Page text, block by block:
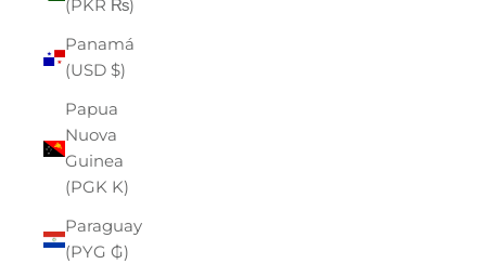
(PKR ₨)
Panamá
(USD $)
Papua
Nuova
Guinea
(PGK K)
Paraguay
(PYG ₲)